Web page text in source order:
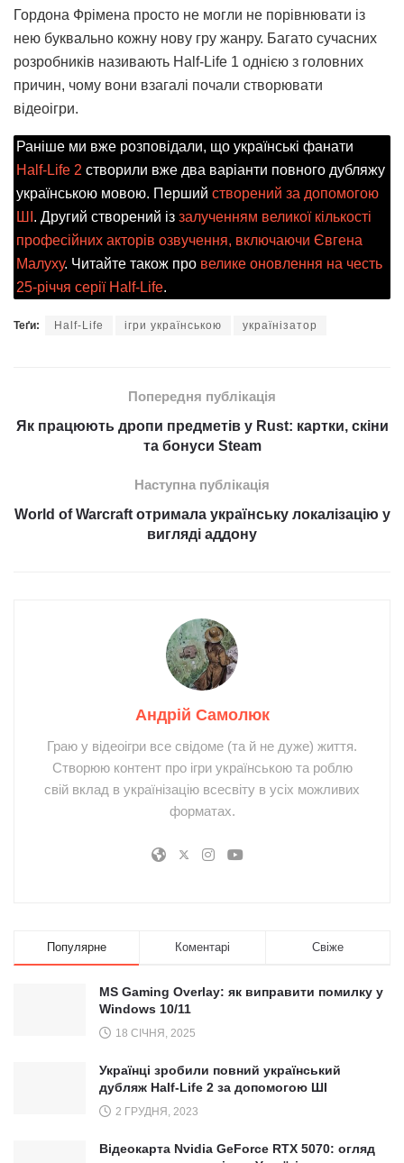
Гордона Фрімена просто не могли не порівнювати із
нею буквально кожну нову гру жанру. Багато сучасних
розробників називають Half-Life 1 однією з головних
причин, чому вони взагалі почали створювати
відеоігри.
Раніше ми вже розповідали, що українські фанати
Half-Life 2 створили вже два варіанти повного дубляжу
українською мовою. Першийстворений за допомогою
ШІ . Другий створений іззалученням великої кількості
професійних акторів озвучення, включаючи Євгена
Малуху. Читайте також про велике оновлення на честь
25-річчя серії Half-Life.
Теґи: Half-Life ігри українською українізатор
Попередня публікація
Як працюють дропи предметів у Rust: картки, скіни
та бонуси Steam
Наступна публікація
World of Warcraft отримала українську локалізацію у
вигляді аддону
Андрій Самолюк
Граю у відеоігри все свідоме (та й не дуже) життя.
Створюю контент про ігри українською та роблю
свій вклад в українізацію всесвіту в усіх можливих
форматах.
Популярне Коментарі Свіже
MS Gaming Overlay: як виправити помилку у
Windows 10/11
18 СІЧНЯ, 2025
Українці зробили повний український
дубляж Half-Life 2 за допомогою ШІ
2 ГРУДНЯ, 2023
Відеокарта Nvidia GeForce RTX 5070: огляд